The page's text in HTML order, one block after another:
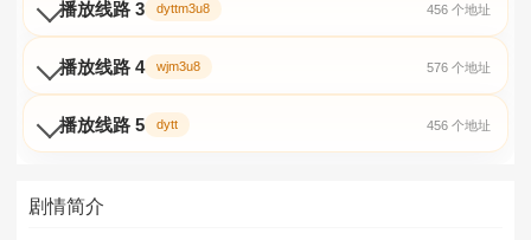
20240212
播放线路 3 dyttm3u8 456 个地址
播放线路 4 wjm3u8 576 个地址
播放线路 5 dytt 456 个地址
剧情简介